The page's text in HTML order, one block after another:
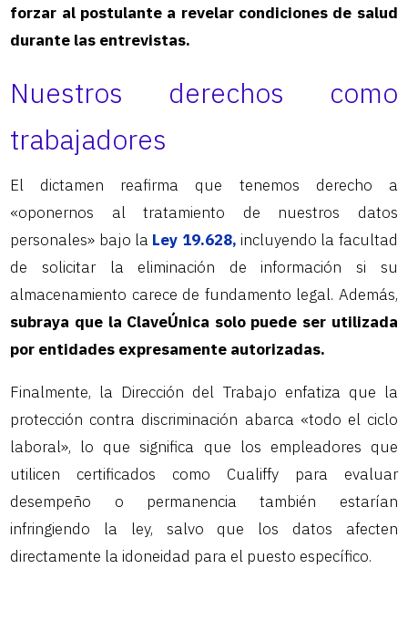
forzar al postulante a revelar condiciones de salud
durante las entrevistas.
Nuestros derechos como
trabajadores
El dictamen reafirma que tenemos derecho a
«oponernos al tratamiento de nuestros datos
personales» bajo la Ley 19.628,incluyendo la facultad
de solicitar la eliminación de información si su
almacenamiento carece de fundamento legal. Además,
subraya que la ClaveÚnica solo puede ser utilizada
por entidades expresamente autorizadas.
Finalmente, la Dirección del Trabajo enfatiza que la
protección contra discriminación abarca «todo el ciclo
laboral», lo que significa que los empleadores que
utilicen certificados como Cualiffy para evaluar
desempeño o permanencia también estarían
infringiendo la ley, salvo que los datos afecten
directamente la idoneidad para el puesto específico.